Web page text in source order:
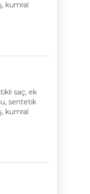
kumral
saç, ek
sentetik
kumral